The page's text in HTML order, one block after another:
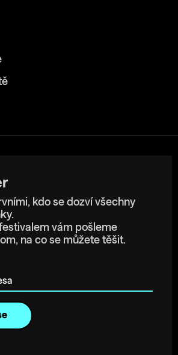
kdo se dozví všechny
vám pošleme
na co se můžete těšit.